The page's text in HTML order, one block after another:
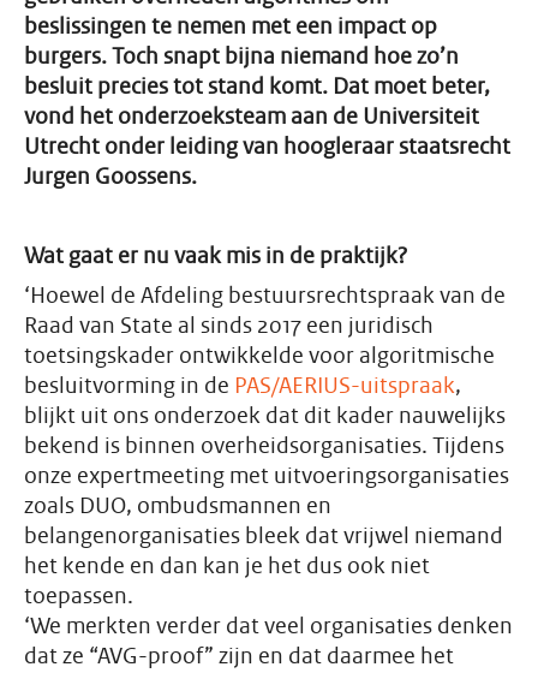
beslissingen te nemen met een impact op
burgers. Toch snapt bijna niemand hoe zo’n
besluit precies tot stand komt. Dat moet beter,
vond het onderzoeksteam aan de Universiteit
Utrecht onder leiding van hoogleraar staatsrecht
Jurgen Goossens.
Wat gaat er nu vaak mis in de praktijk?
‘Hoewel de Afdeling bestuursrechtspraak van de
Raad van State al sinds 2017 een juridisch
toetsingskader ontwikkelde voor algoritmische
besluitvorming in de PAS/AERIUS-uitspraak,
blijkt uit ons onderzoek dat dit kader nauwelijks
bekend is binnen overheidsorganisaties. Tijdens
onze expertmeeting met uitvoeringsorganisaties
zoals DUO, ombudsmannen en
belangenorganisaties bleek dat vrijwel niemand
het kende en dan kan je het dus ook niet
toepassen.
‘We merkten verder dat veel organisaties denken
dat ze “AVG-proof” zijn en dat daarmee het